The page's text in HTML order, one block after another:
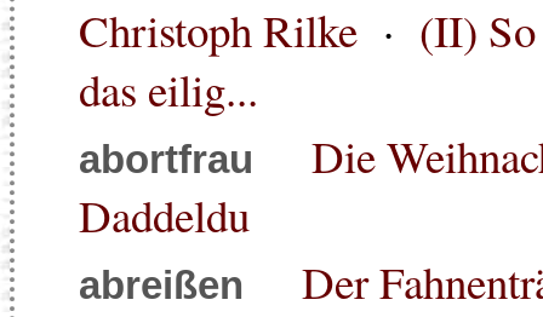
Christoph Rilke · (II)
das eilig...
abortfrau
Die
Daddeldu
abreißen Der